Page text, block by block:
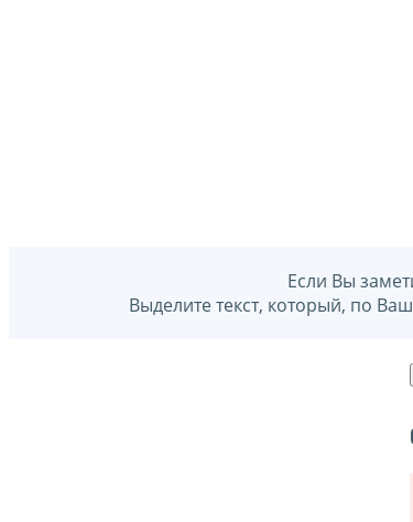
Если Вы
Выделите текст, который, по